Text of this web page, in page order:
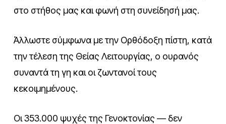
στο στήθος μας και φωνή στη συνείδησή μας.
Άλλωστε σύμφωνα με την Ορθόδοξη πίστη, κατά
την τέλεση της Θείας Λειτουργίας, ο ουρανός
συναντά τη γη και οι ζωντανοί τους
κεκοιμημένους.
Οι 353.000 ψυχές της Γενοκτονίας — δεν